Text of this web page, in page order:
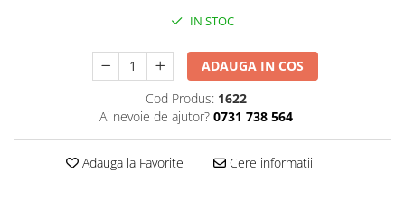
IN STOC
ADAUGA IN COS
Cod Produs: 1622
Ai nevoie de ajutor? 0731 738 564
Adauga la Favorite Cere informatii